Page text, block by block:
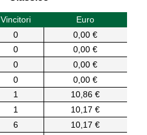
Vincitori
Euro
0
0,00 €
0
0,00 €
0
0,00 €
0
0,00 €
1
10,86 €
1
10,17 €
6
10,17 €